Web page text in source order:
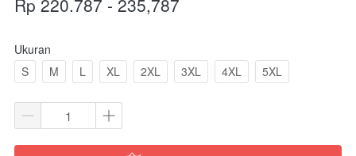
Rp 220.787 - 235,787
Ukuran
S
M L XL 2XL 3XL 4XL 5XL